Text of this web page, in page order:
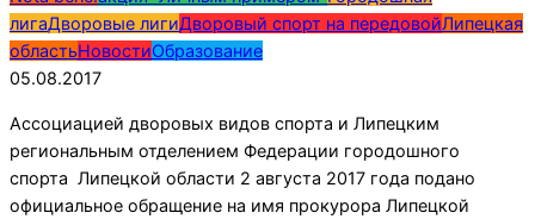
08-
05
лигаДворовые лигиДворовый спорт на передовойЛипецкая
областьНовостиОбразование
05.08.2017
Ассоциацией дворовых видов спорта и Липецким
региональным отделением Федерации городошного
спорта Липецкой области 2 августа 2017 года подано
официальное обращение на имя прокурора Липецкой